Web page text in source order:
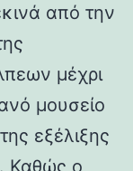
από την
μέχρι
μουσείο
εξέλιξης
Καθώς ο